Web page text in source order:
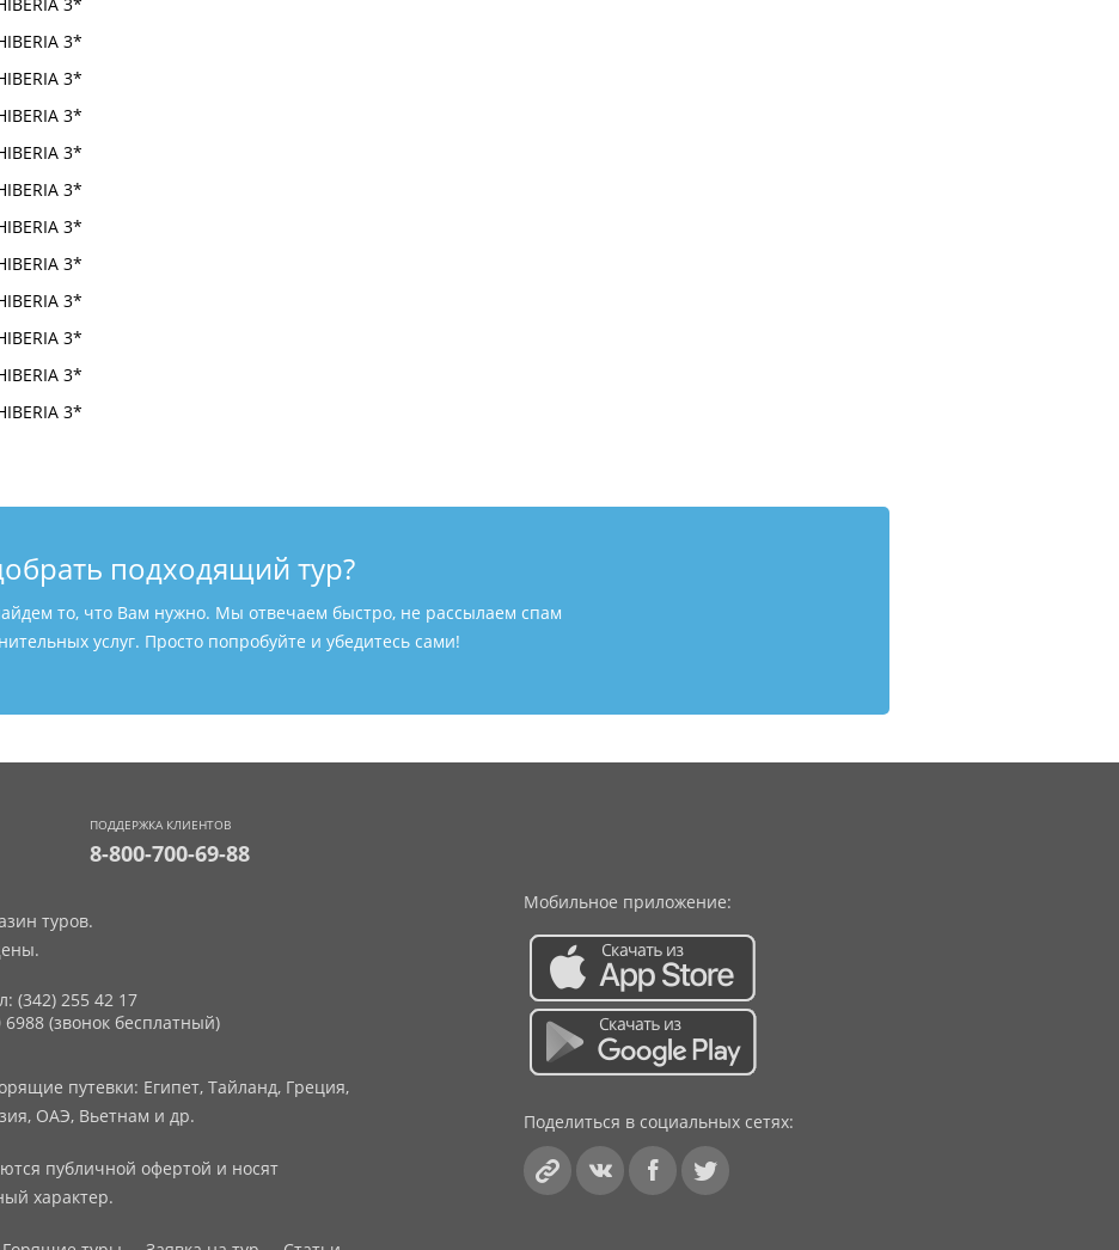
подходящий тур?
то, что Вам нужно. Мы отвечаем быстро, не рассылаем спам
услуг. Просто попробуйте и убедитесь сами!
ПОДДЕРЖКА КЛИЕНТОВ
8-800-700-69-88
туров.
(342) 255 42 17
(звонок бесплатный)
путевки: Египет, Тайланд, Греция,
ОАЭ, Вьетнам и др.
публичной офертой и носят
характер.
Мобильное приложение:
Поделиться в социальных сетях: